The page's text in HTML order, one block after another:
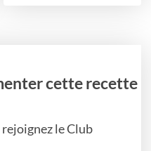
cette recette
le Club